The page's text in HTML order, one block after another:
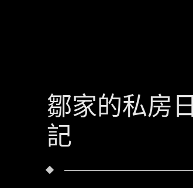
鄒家的私房日
記